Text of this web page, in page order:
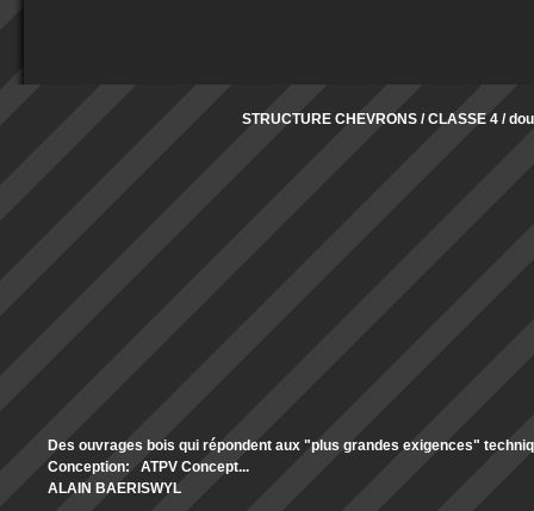
STRUCTURE CHEVRONS / CLASSE 4 /
Des ouvrages bois qui répondent aux "plus grandes exigences"
Conception: ATPV Concept...
ALAIN BAERISWYL